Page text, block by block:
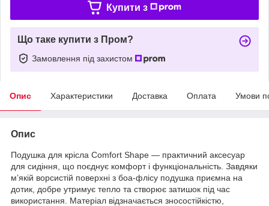
Купити з
Що таке купити з Пром?
Замовлення під захистом
Опис Характеристики Доставка Оплата Умови
Опис
Подушка для крісла Comfort Shape — практичний аксесуар
для сидіння, що поєднує комфорт і функціональність. Завдяки
м’якій ворсистій поверхні з боа-флісу подушка приємна на
дотик, добре утримує тепло та створює затишок під час
використання. Матеріал відзначається зносостійкістю,